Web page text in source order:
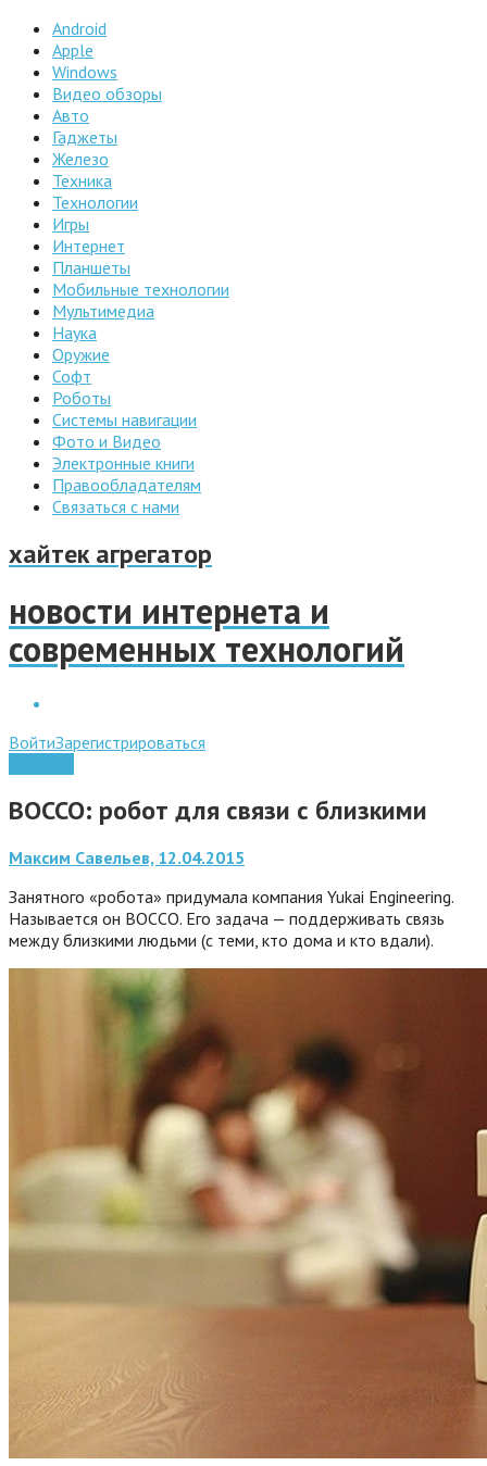
Android
Apple
Windows
Видео обзоры
Авто
Гаджеты
Железо
Техника
Технологии
Игры
Интернет
Планшеты
Мобильные технологии
Мультимедиа
Наука
Оружие
Софт
Роботы
Системы навигации
Фото и Видео
Электронные книги
Правообладателям
Связаться с нами
хайтек агрегатор
новости интернета и
современных технологий
ВойтиЗарегистрироваться
BOCCO: робот для связи с близкими
Максим Савельев, 12.04.2015
Занятного «робота» придумала компания Yukai Engineering.
Называется он BOCCO. Его задача — поддерживать связь
между близкими людьми (с теми, кто дома и кто вдали).